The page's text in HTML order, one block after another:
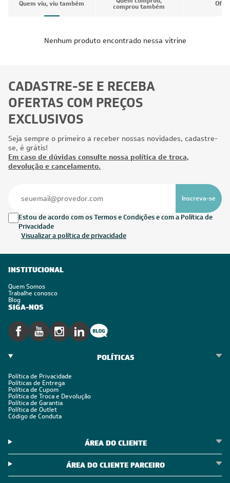
Quem viu, viu também comprou também
Nenhum produto encontrado nessa vitrine
CADASTRE-SE E RECEBA
OFERTAS COM PREÇOS
EXCLUSIVOS
Seja sempre o primeiro a receber nossas novidades, cadastre-
se, é grátis!
Em caso de dúvidas consulte nossa política de troca,
devolução e cancelamento.
Inscreva-se
Estou de acordo com os Termos e Condições e com a Política de
Privacidade
Visualizar a política de privacidade
INSTITUCIONAL
Quem Somos
Trabalhe conosco
Blog
SIGA-NOS
POLÍTICAS
Política de Privacidade
Políticas de Entrega
Política de Cupom
Política de Troca e Devolução
Política de Garantia
Política de Outlet
Código de Conduta
ÁREA DO CLIENTE
ÁREA DO CLIENTE PARCEIRO